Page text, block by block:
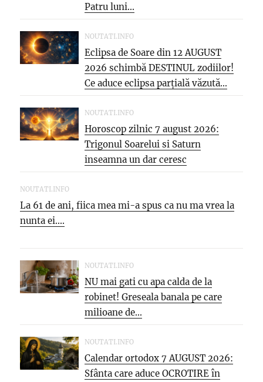
Patru luni...
NOUTATI.INFO
Eclipsa de Soare din 12 AUGUST
2026 schimbă DESTINUL zodiilor!
Ce aduce eclipsa parțială văzută...
NOUTATI.INFO
Horoscop zilnic 7 august 2026:
Trigonul Soarelui si Saturn
inseamna un dar ceresc
NOUTATI.INFO
La 61 de ani, fiica mea mi-a spus ca nu ma vrea la
nunta ei....
NOUTATI.INFO
NU mai gati cu apa calda de la
robinet! Greseala banala pe care
milioane de...
NOUTATI.INFO
Calendar ortodox 7 AUGUST 2026:
Sfânta care aduce OCROTIRE în